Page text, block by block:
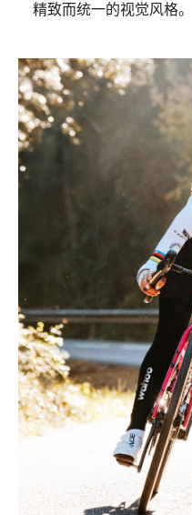
精致而统一的视觉风格。